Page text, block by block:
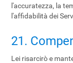
l'accuratezza, la
l'affidabilità dei
21.
Lei risarcirò e